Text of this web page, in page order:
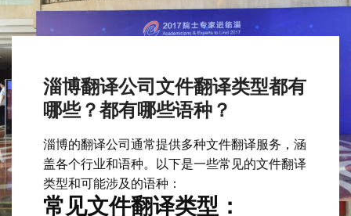
淄博翻译公司文件翻译类型都有
哪些？都有哪些语种？
淄博的翻译公司通常提供多种文件翻译服务，涵
盖各个行业和语种。以下是一些常见的文件翻译
类型和可能涉及的语种：
常见文件翻译类型：